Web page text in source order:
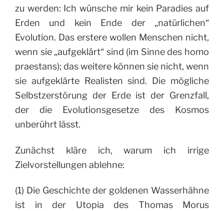
zu werden: Ich wünsche mir kein Paradies auf
Erden und kein Ende der „natürlichen“
Evolution. Das erstere wollen Menschen nicht,
wenn sie „aufgeklärt“ sind (im Sinne des homo
praestans); das weitere können sie nicht, wenn
sie aufgeklärte Realisten sind. Die mögliche
Selbstzerstörung der Erde ist der Grenzfall,
der die Evolutionsgesetze des Kosmos
unberührt lässt.
Zunächst kläre ich, warum ich irrige
Zielvorstellungen ablehne:
(1) Die Geschichte der goldenen Wasserhähne
ist in der Utopia des Thomas Morus